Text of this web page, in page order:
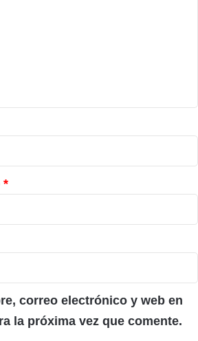
*
correo electrónico y web en
la próxima vez que comente.